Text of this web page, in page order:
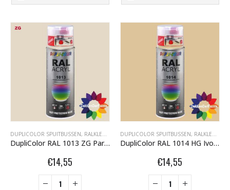
DUPLICOLOR SPUITBUSSEN, RALKLEUREN ZIJDEGLANS 400ML
DupliColor RAL 1013 ZG Parelwit
€14,55
DUPLICOLOR SPUITBUSSEN, RALKLEUREN HOOGGLANS 400ML
DupliColor RAL 1014 HG Ivoor
€14,55